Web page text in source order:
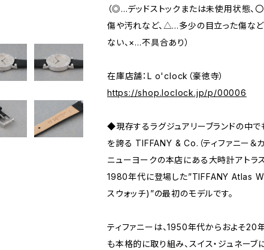
（◎…デッドストックまたは未使用状態
傷や汚れなど、△…多少の目立った傷な
ない、×…不具合あり）
在庫店舗：L o'clock（豪徳寺）
https://shop.loclock.jp/p/00006
◆現存するラグジュアリーブランドの中で
を誇る TIFFANY & Co.（ティファニー＆カ
ニューヨークの本店にある大時計アトラ
1980年代に登場した”TIFFANY Atlas
スウォッチ)”の最初のモデルです。
ティファニーは、1950年代からおよそ20
も本格的に取り組み、スイス・ジュネー